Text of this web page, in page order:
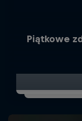
Piątkowe